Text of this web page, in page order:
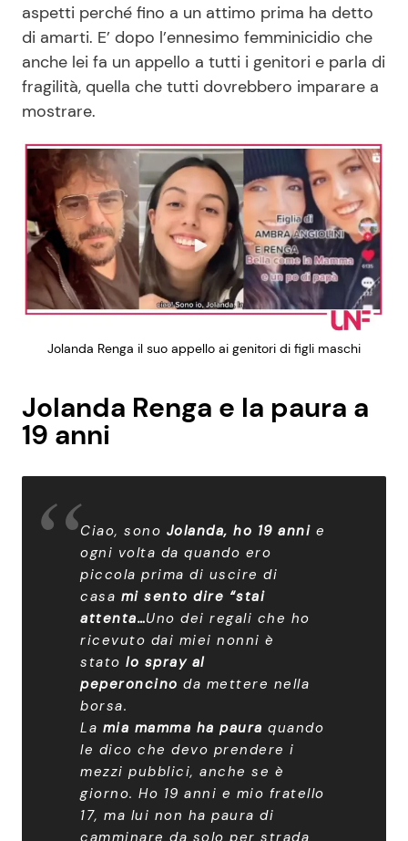
aspetti perché fino a un attimo prima ha detto
di amarti. E’ dopo l’ennesimo femminicidio che
anche lei fa un appello a tutti i genitori e parla di
fragilità, quella che tutti dovrebbero imparare a
mostrare.
Jolanda Renga il suo appello ai genitori di figli maschi
Jolanda Renga e la paura a
19 anni
Ciao, sono Jolanda, ho 19 anni e
ogni volta da quando ero
piccola prima di uscire di
casa mi sento dire “stai
attenta…Uno dei regali che ho
ricevuto dai miei nonni è
stato lo spray al
peperoncino da mettere nella
borsa.
La mia mamma ha paura quando
le dico che devo prendere i
mezzi pubblici, anche se è
giorno. Ho 19 anni e mio fratello
17, ma lui non ha paura di